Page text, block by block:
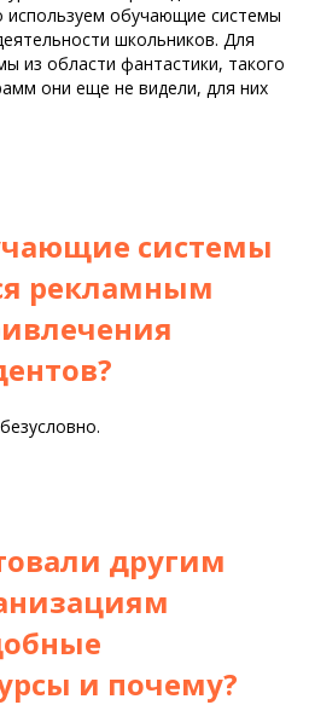
используем обучающие системы
школьников. Для
из области фантастики, такого
они еще не видели, для них
системы
рекламным
другим
и почему?